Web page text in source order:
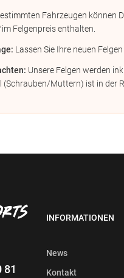
Fahrzeugen können
im Felgenpreis enthalten.
Lassen Sie Ihre neuen
Unsere Felgen werden
Muttern) ist in der
81
INFORMATIONEN
News
Kontakt